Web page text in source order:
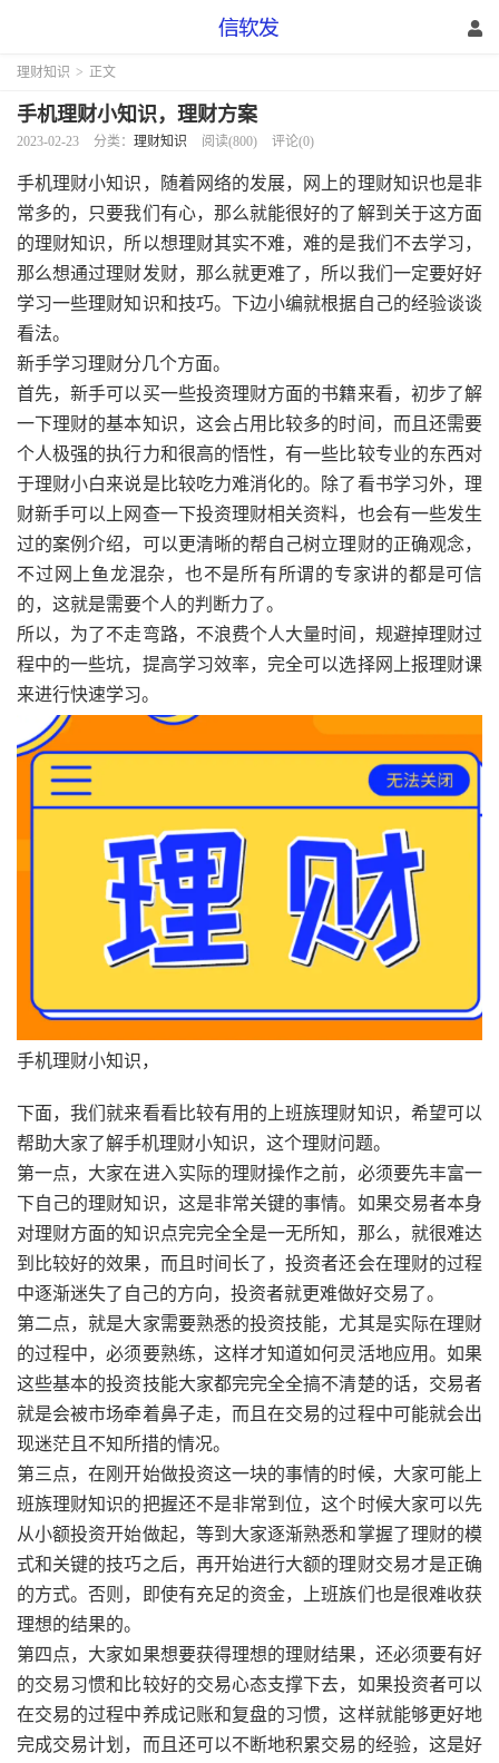
理财知识 > 正文
手机理财小知识，理财方案
2023-02-23 分类： 理财知识 阅读(800) 评论(0)
手机理财小知识，随着网络的发展，网上的理财知识也是非
常多的，只要我们有心，那么就能很好的了解到关于这方面
的理财知识，所以想理财其实不难，难的是我们不去学习，
那么想通过理财发财，那么就更难了，所以我们一定要好好
学习一些理财知识和技巧。下边小编就根据自己的经验谈谈
看法。
新手学习理财分几个方面。
首先，新手可以买一些投资理财方面的书籍来看，初步了解
一下理财的基本知识，这会占用比较多的时间，而且还需要
个人极强的执行力和很高的悟性，有一些比较专业的东西对
于理财小白来说是比较吃力难消化的。除了看书学习外，理
财新手可以上网查一下投资理财相关资料，也会有一些发生
过的案例介绍，可以更清晰的帮自己树立理财的正确观念，
不过网上鱼龙混杂，也不是所有所谓的专家讲的都是可信
的，这就是需要个人的判断力了。
所以，为了不走弯路，不浪费个人大量时间，规避掉理财过
程中的一些坑，提高学习效率，完全可以选择网上报理财课
来进行快速学习。
手机理财小知识，
下面，我们就来看看比较有用的上班族理财知识，希望可以
帮助大家了解手机理财小知识，这个理财问题。
第一点，大家在进入实际的理财操作之前，必须要先丰富一
下自己的理财知识，这是非常关键的事情。如果交易者本身
对理财方面的知识点完完全全是一无所知，那么，就很难达
到比较好的效果，而且时间长了，投资者还会在理财的过程
中逐渐迷失了自己的方向，投资者就更难做好交易了。
第二点，就是大家需要熟悉的投资技能，尤其是实际在理财
的过程中，必须要熟练，这样才知道如何灵活地应用。如果
这些基本的投资技能大家都完完全全搞不清楚的话，交易者
就是会被市场牵着鼻子走，而且在交易的过程中可能就会出
现迷茫且不知所措的情况。
第三点，在刚开始做投资这一块的事情的时候，大家可能上
班族理财知识的把握还不是非常到位，这个时候大家可以先
从小额投资开始做起，等到大家逐渐熟悉和掌握了理财的模
式和关键的技巧之后，再开始进行大额的理财交易才是正确
的方式。否则，即使有充足的资金，上班族们也是很难收获
理想的结果的。
第四点，大家如果想要获得理想的理财结果，还必须要有好
的交易习惯和比较好的交易心态支撑下去，如果投资者可以
在交易的过程中养成记账和复盘的习惯，这样就能够更好地
完成交易计划，而且还可以不断地积累交易的经验，这是好